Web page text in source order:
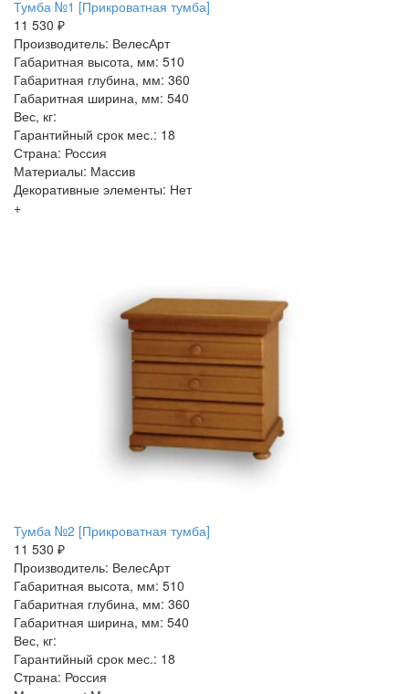
Тумба №1 [Прикроватная тумба]
11 530 ₽
Производитель: ВелесАрт
Габаритная высота, мм: 510
Габаритная глубина, мм: 360
Габаритная ширина, мм: 540
Вес, кг:
Гарантийный срок мес.: 18
Страна: Россия
Материалы: Массив
Декоративные элементы: Нет
+
Тумба №2 [Прикроватная тумба]
11 530 ₽
Производитель: ВелесАрт
Габаритная высота, мм: 510
Габаритная глубина, мм: 360
Габаритная ширина, мм: 540
Вес, кг:
Гарантийный срок мес.: 18
Страна: Россия